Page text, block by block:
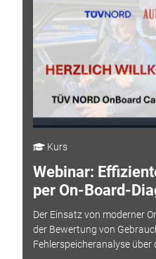
Kurs
Webinar:
per On-Board-
Der Einsatz von moderner
der Bewertung von
Fehlerspeicheranalyse über